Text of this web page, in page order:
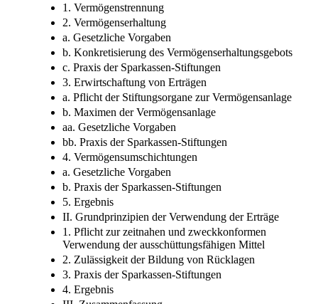
1. Vermögenstrennung
2. Vermögenserhaltung
a. Gesetzliche Vorgaben
b. Konkretisierung des Vermögenserhaltungsgebots
c. Praxis der Sparkassen-Stiftungen
3. Erwirtschaftung von Erträgen
a. Pflicht der Stiftungsorgane zur Vermögensanlage
b. Maximen der Vermögensanlage
aa. Gesetzliche Vorgaben
bb. Praxis der Sparkassen-Stiftungen
4. Vermögensumschichtungen
a. Gesetzliche Vorgaben
b. Praxis der Sparkassen-Stiftungen
5. Ergebnis
II. Grundprinzipien der Verwendung der Erträge
1. Pflicht zur zeitnahen und zweckkonformen
Verwendung der ausschüttungsfähigen Mittel
2. Zulässigkeit der Bildung von Rücklagen
3. Praxis der Sparkassen-Stiftungen
4. Ergebnis